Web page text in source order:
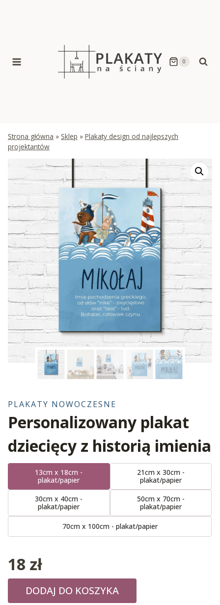
0
Strona główna » Sklep » Plakaty design od najlepszych
projektantów
PLAKATY NOWOCZESNE
Personalizowany plakat
dziecięcy z historią imienia
13cm x 18cm -
plakat/papier
21cm x 30cm -
plakat/papier
30cm x 40cm -
plakat/papier
50cm x 70cm -
plakat/papier
70cm x 100cm - plakat/papier
18 zł
DODAJ DO KOSZYKA